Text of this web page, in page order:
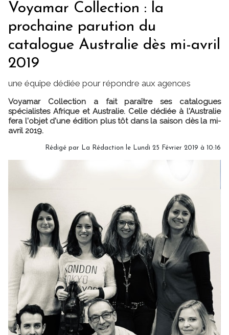
Voyamar Collection : la
prochaine parution du
catalogue Australie dès mi-avril
2019
une équipe dédiée pour répondre aux agences
Voyamar Collection a fait paraître ses catalogues
spécialistes Afrique et Australie. Celle dédiée à l'Australie
fera l'objet d'une édition plus tôt dans la saison dès la mi-
avril 2019.
Rédigé par La Rédaction le Lundi 25 Février 2019 à 10:16